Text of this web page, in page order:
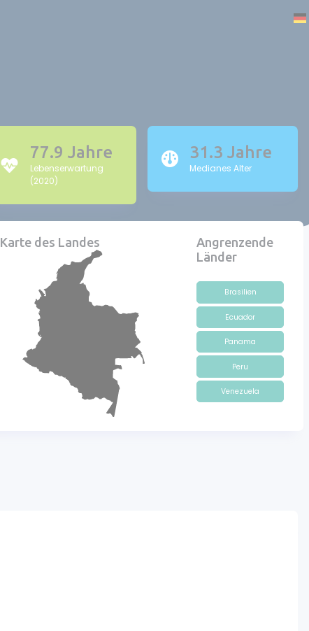
77.9 Jahre
Lebenserwartung
(2020)
31.3 Jahre
Medianes Alter
Karte des Landes
Angrenzende
Länder
Brasilien
Ecuador
Panama
Peru
Venezuela